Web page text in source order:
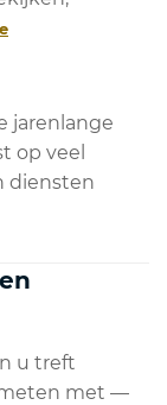
jarenlange
op veel
diensten
u treft
met —